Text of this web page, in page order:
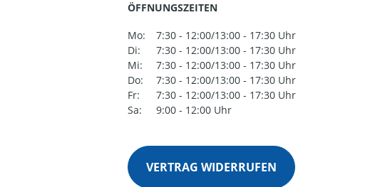
ÖFFNUNGSZEITEN
Mo:
7:30 - 12:00/13:00 - 17:30 Uhr
Di:
7:30 - 12:00/13:00 - 17:30 Uhr
Mi:
7:30 - 12:00/13:00 - 17:30 Uhr
Do:
7:30 - 12:00/13:00 - 17:30 Uhr
Fr:
7:30 - 12:00/13:00 - 17:30 Uhr
Sa:
9:00 - 12:00 Uhr
VERTRAG WIDERRUFEN